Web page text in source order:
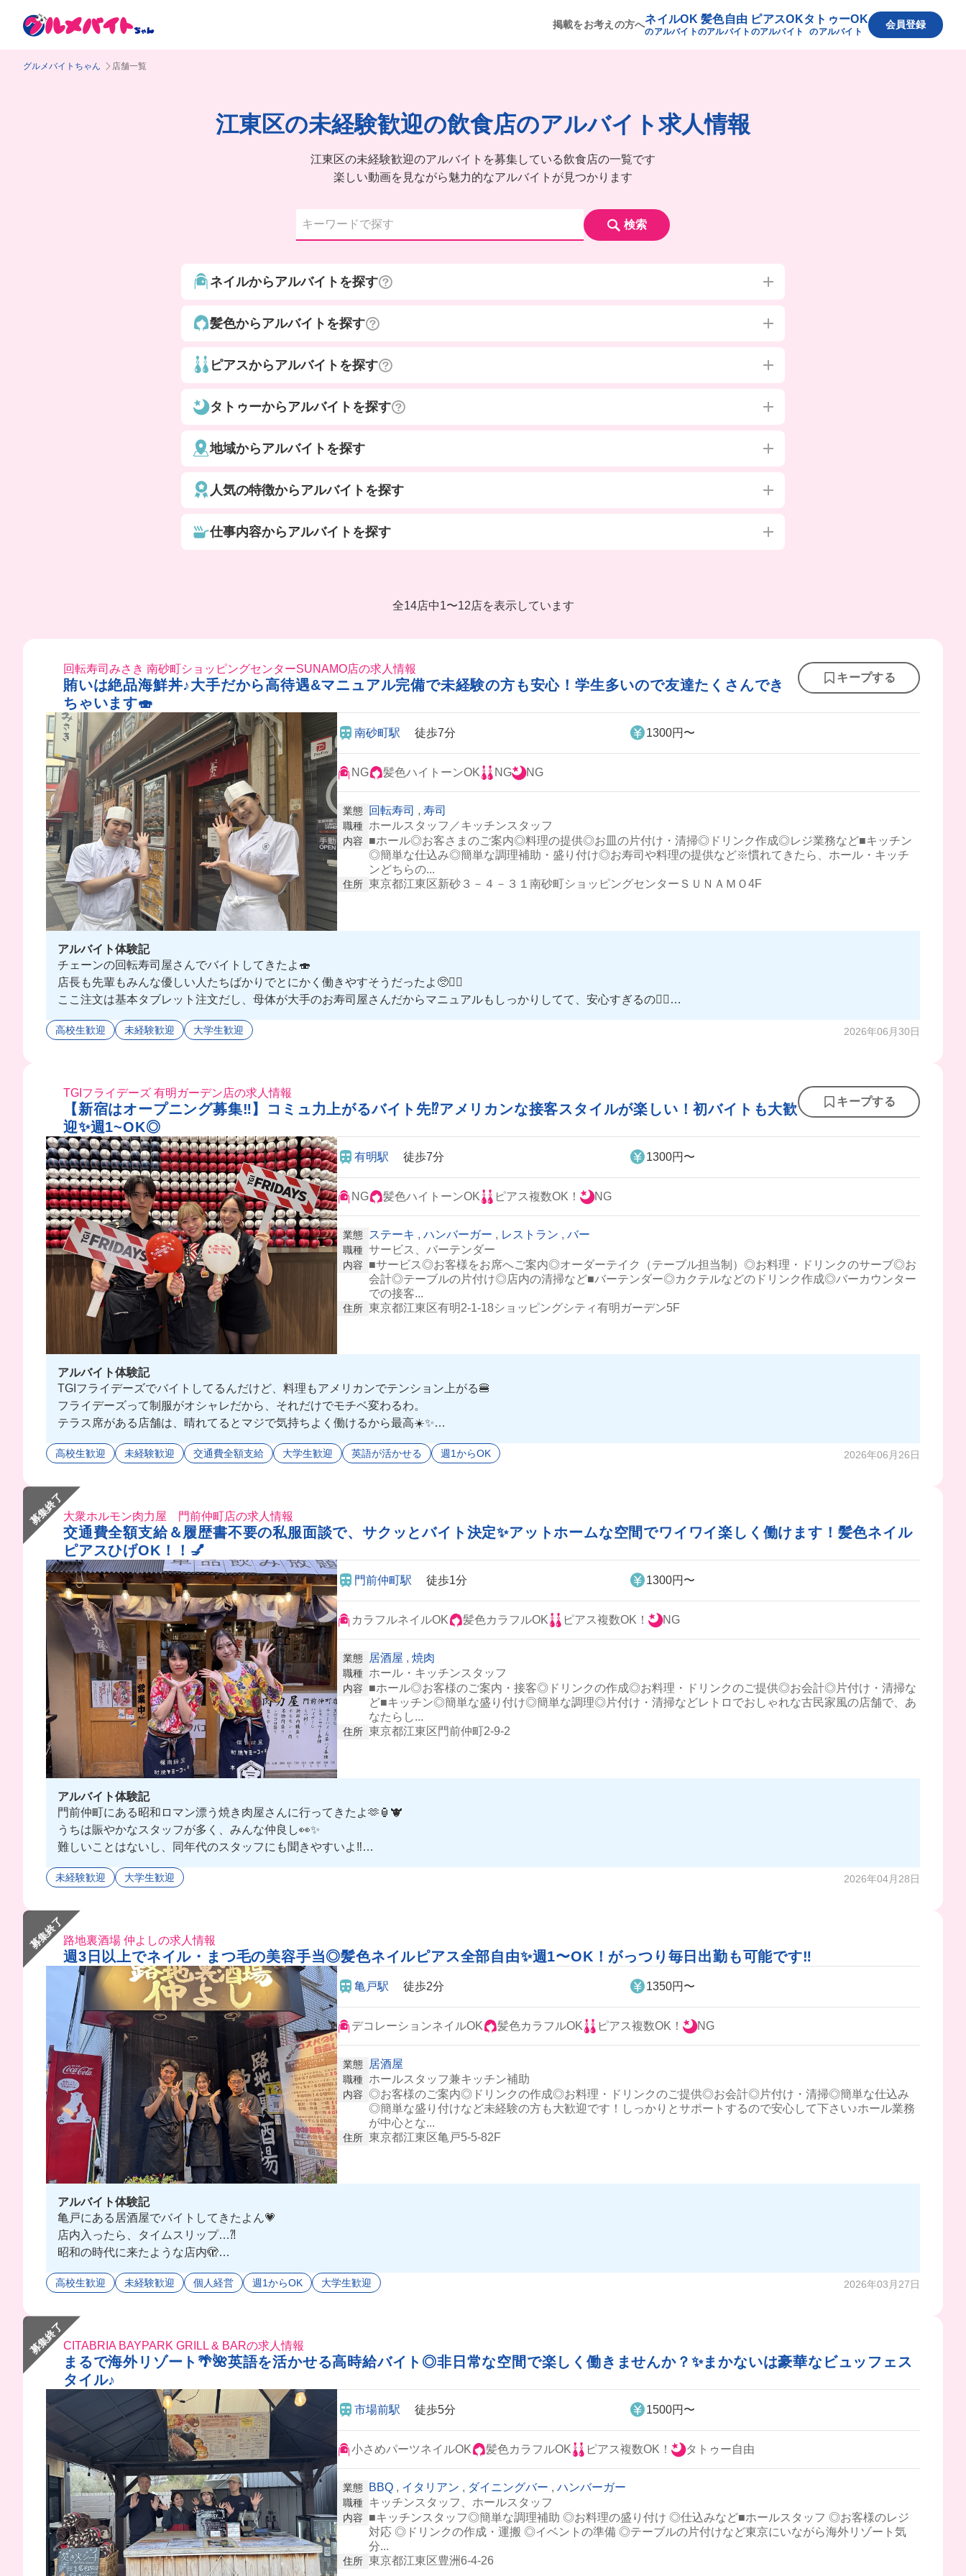
掲載をお考えの方へネイルOK
のアルバイト
髪色自由
のアルバイト
ピアスOK
のアルバイト
タトゥーOK
のアルバイト
会員登録
グルメバイトちゃん 店舗一覧
江東区の未経験歓迎の飲食店のアルバイト求人情報
江東区の未経験歓迎のアルバイトを募集している飲食店の一覧です
楽しい動画を見ながら魅力的なアルバイトが見つかります
検索
ネイルからアルバイトを探す
髪色からアルバイトを探す
ピアスからアルバイトを探す
タトゥーからアルバイトを探す
地域からアルバイトを探す
人気の特徴からアルバイトを探す
仕事内容からアルバイトを探す
全14店中1〜12店を表示しています
回転寿司みさき 南砂町ショッピングセンターSUNAMO店の求人情報
賄いは絶品海鮮丼♪大手だから高待遇&マニュアル完備で未経験の方も安心！学生多いので友達たくさんでき
ちゃいます🍣
キープする
南砂町駅 徒歩7分 1300円〜
NG 髪色ハイトーンOK NG NG
業態 回転寿司 , 寿司
職種 ホールスタッフ／キッチンスタッフ
内容
■ホール◎お客さまのご案内◎料理の提供◎お皿の片付け・清掃◎ドリンク作成◎レジ業務など■キッチン
◎簡単な仕込み◎簡単な調理補助・盛り付け◎お寿司や料理の提供など※慣れてきたら、ホール・キッチ
ンどちらの...
住所 東京都江東区新砂３－４－３１南砂町ショッピングセンターＳＵＮＡＭＯ4F
アルバイト体験記
チェーンの回転寿司屋さんでバイトしてきたよ🍣
店長も先輩もみんな優しい人たちばかりでとにかく働きやすそうだったよ🥺❤️‍🔥
ここ注文は基本タブレット注文だし、母体が大手のお寿司屋さんだからマニュアルもしっかりしてて、安心すぎるの😮‍💨
毎回のまかない楽しみにお仕事頑張れちゃうこと間違いなし❣️
高校生歓迎 未経験歓迎 大学生歓迎 2026年06月30日
TGIフライデーズ 有明ガーデン店の求人情報
【新宿はオープニング募集‼︎】コミュ力上がるバイト先⁉️アメリカンな接客スタイルが楽しい！初バイトも大歓
迎✨週1~OK◎
キープする
有明駅 徒歩7分 1300円〜
NG 髪色ハイトーンOK ピアス複数OK！ NG
業態 ステーキ , ハンバーガー , レストラン , バー
職種 サービス、バーテンダー
内容
■サービス◎お客様をお席へご案内◎オーダーテイク（テーブル担当制）◎お料理・ドリンクのサーブ◎お
会計◎テーブルの片付け◎店内の清掃など■バーテンダー◎カクテルなどのドリンク作成◎バーカウンター
での接客...
住所 東京都江東区有明2-1-18ショッピングシティ有明ガーデン5F
アルバイト体験記
TGIフライデーズでバイトしてるんだけど、料理もアメリカンでテンション上がる🍔
フライデーズって制服がオシャレだから、それだけでモチベ変わるわ。
テラス席がある店舗は、晴れてるとマジで気持ちよく働けるから最高☀️✨
分からないことがあっても先輩たちが秒で助けてくれるから、バイト未経験でも全然いけると思う！
高校生歓迎 未経験歓迎 交通費全額支給 大学生歓迎 英語が活かせる 週1からOK 2026年06月26日
募集終了大衆ホルモン肉力屋 門前仲町店の求人情報
交通費全額支給＆履歴書不要の私服面談で、サクッとバイト決定✨アットホームな空間でワイワイ楽しく働けます！髪色ネイル
ピアスひげOK！！💅
門前仲町駅 徒歩1分 1300円〜
カラフルネイルOK 髪色カラフルOK ピアス複数OK！ NG
業態 居酒屋 , 焼肉
職種 ホール・キッチンスタッフ
内容
■ホール◎お客様のご案内・接客◎ドリンクの作成◎お料理・ドリンクのご提供◎お会計◎片付け・清掃な
ど■キッチン◎簡単な盛り付け◎簡単な調理◎片付け・清掃などレトロでおしゃれな古民家風の店舗で、あ
なたらし...
住所 東京都江東区門前仲町2-9-2
アルバイト体験記
門前仲町にある昭和ロマン漂う焼き肉屋さんに行ってきたよ🫶🏮🐮
うちは賑やかなスタッフが多く、みんな仲良し👀✨
難しいことはないし、同年代のスタッフにも聞きやすいよ‼️
こんなに手の込んだもの他じゃ食べれない😳💓
未経験歓迎 大学生歓迎 2026年04月28日
募集終了路地裏酒場 仲よしの求人情報
週3日以上でネイル・まつ毛の美容手当◎髪色ネイルピアス全部自由✨週1〜OK！がっつり毎日出勤も可能です‼️
亀戸駅 徒歩2分 1350円〜
デコレーションネイルOK 髪色カラフルOK ピアス複数OK！ NG
業態 居酒屋
職種 ホールスタッフ兼キッチン補助
内容 ◎お客様のご案内◎ドリンクの作成◎お料理・ドリンクのご提供◎お会計◎片付け・清掃◎簡単な仕込み
◎簡単な盛り付けなど未経験の方も大歓迎です！しっかりとサポートするので安心して下さい♪ホール業務
が中心とな...
住所 東京都江東区亀戸5-5-82F
アルバイト体験記
亀戸にある居酒屋でバイトしてきたよん💗
店内入ったら、タイムスリップ…⁈
昭和の時代に来たような店内🫣
しかも、ここおしゃれ完全自由なの💕
今日は店長にネイル褒められちゃった🫶🏻
高校生歓迎 未経験歓迎 個人経営 週1からOK 大学生歓迎 2026年03月27日
募集終了CITABRIA BAYPARK GRILL & BARの求人情報
まるで海外リゾート🌴🌺英語を活かせる高時給バイト◎非日常な空間で楽しく働きませんか？✨まかないは豪華なビュッフェス
タイル♪
市場前駅 徒歩5分 1500円〜
小さめパーツネイルOK 髪色カラフルOK ピアス複数OK！ タトゥー自由
業態 BBQ , イタリアン , ダイニングバー , ハンバーガー
職種 キッチンスタッフ、ホールスタッフ
内容
■キッチンスタッフ◎簡単な調理補助 ◎お料理の盛り付け ◎仕込みなど■ホールスタッフ ◎お客様のレジ
対応 ◎ドリンクの作成・運搬 ◎イベントの準備 ◎テーブルの片付けなど東京にいながら海外リゾート気
分...
住所 東京都江東区豊洲6-4-26 ︎